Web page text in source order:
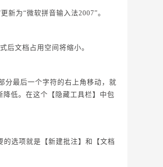
新为“微软拼音输入法2007”。
后文档占用空间将缩小。
分最后一个字符的右上角移动，就
低。在这个【隐藏工具栏】中包
选项就是【新建批注】和【文档